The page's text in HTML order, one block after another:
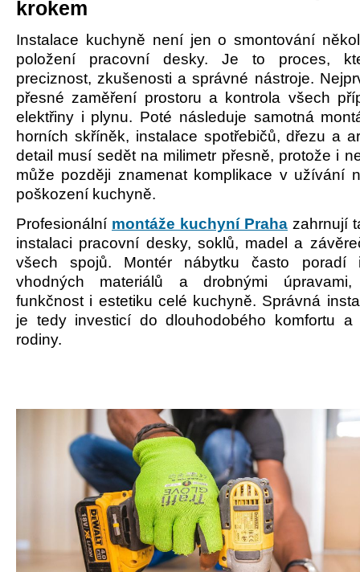
krokem
Instalace kuchyně není jen o smontování
položení pracovní desky. Je to proces,
preciznost, zkušenosti a správné nástroje.
přesné zaměření prostoru a kontrola všech
elektřiny i plynu. Poté následuje samotná
horních skříněk, instalace spotřebičů, dřezu a
detail musí sedět na milimetr přesně, protože i
může později znamenat komplikace v užívání
poškození kuchyně.
Profesionální montáže kuchyní Praha zahrnují
instalaci pracovní desky, soklů, madel a
všech spojů. Montér nábytku často
vhodných materiálů a drobnými
funkčnost i estetiku celé kuchyně. Správná
je tedy investicí do dlouhodobého komfortu a
rodiny.